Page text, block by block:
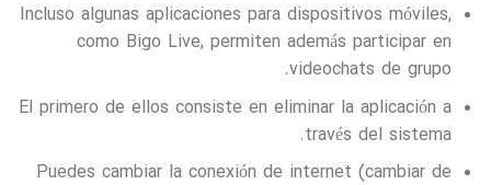
Incluso algunas aplicaciones para dispositivos móviles,
como Bigo Live, permiten además participar en
videochats de grupo.
El primero de ellos consiste en eliminar la aplicación a
través del sistema.
Puedes cambiar la conexión de internet (cambiar de